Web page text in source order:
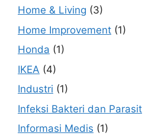
Home & Living (3)
Home Improvement (1)
Honda (1)
IKEA (4)
Industri (1)
Infeksi Bakteri dan Parasit
Informasi Medis (1)